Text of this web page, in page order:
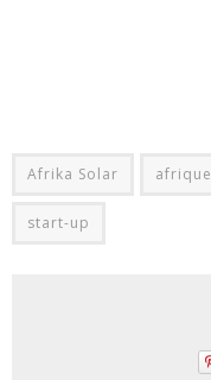
Afrika Solar afrique
start-up